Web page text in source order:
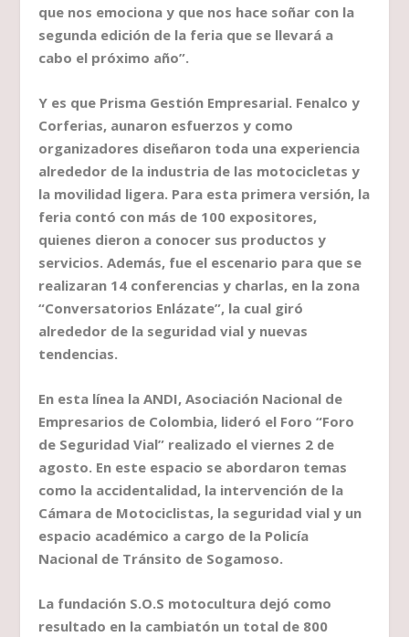
que nos emociona y que nos hace soñar con la
segunda edición de la feria que se llevará a
cabo el próximo año”.
Y es que Prisma Gestión Empresarial. Fenalco y
Corferias, aunaron esfuerzos y como
organizadores diseñaron toda una experiencia
alrededor de la industria de las motocicletas y
la movilidad ligera. Para esta primera versión, la
feria contó con más de 100 expositores,
quienes dieron a conocer sus productos y
servicios. Además, fue el escenario para que se
realizaran 14 conferencias y charlas, en la zona
“Conversatorios Enlázate”, la cual giró
alrededor de la seguridad vial y nuevas
tendencias.
En esta línea la ANDI, Asociación Nacional de
Empresarios de Colombia, lideró el Foro “Foro
de Seguridad Vial” realizado el viernes 2 de
agosto. En este espacio se abordaron temas
como la accidentalidad, la intervención de la
Cámara de Motociclistas, la seguridad vial y un
espacio académico a cargo de la Policía
Nacional de Tránsito de Sogamoso.
La fundación S.O.S motocultura dejó como
resultado en la cambiatón un total de 800